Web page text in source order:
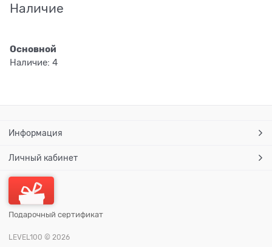
Наличие
Основной
Наличие: 4
Информация
Личный кабинет
Подарочный сертификат
LEVEL100 © 2026